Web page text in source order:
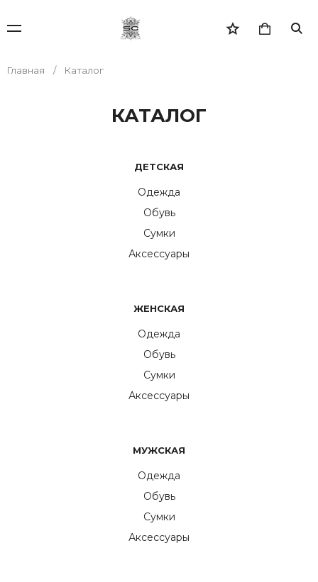
Главная Каталог
КАТАЛОГ
ДЕТСКАЯ
Одежда
Обувь
Сумки
Аксессуары
ЖЕНСКАЯ
Одежда
Обувь
Сумки
Аксессуары
МУЖСКАЯ
Одежда
Обувь
Сумки
Аксессуары